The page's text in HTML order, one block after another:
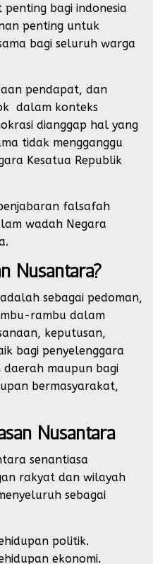
bagi indonesia
penting untuk
bagi seluruh warga
pendapat, dan
dalam konteks
dianggap hal yang
tidak mengganggu
Kesatua Republik
falsafah
wadah Negara
Nusantara?
sebagai pedoman,
rambu dalam
keputusan,
bagi penyelenggara
maupun bagi
bermasyarakat,
Nusantara
senantiasa
rakyat dan wilayah
sebagai
politik.
ekonomi.